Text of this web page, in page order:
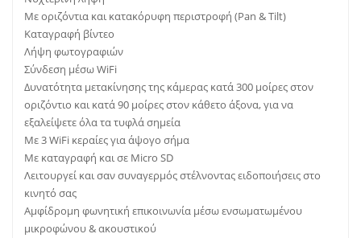
Με οριζόντια και κατακόρυφη περιστροφή (Pan & Tilt)
Καταγραφή βίντεο
Λήψη φωτογραφιών
Σύνδεση μέσω WiFi
Δυνατότητα μετακίνησης της κάμερας κατά 300 μοίρες στον
οριζόντιο και κατά 90 μοίρες στον κάθετο άξονα, για να
εξαλείψετε όλα τα τυφλά σημεία
Με 3 WiFi κεραίες για άψογο σήμα
Με καταγραφή και σε Micro SD
Λειτουργεί και σαν συναγερμός στέλνοντας ειδοποιήσεις στο
κινητό σας
Αμφίδρομη φωνητική επικοινωνία μέσω ενσωματωμένου
μικροφώνου & ακουστικού